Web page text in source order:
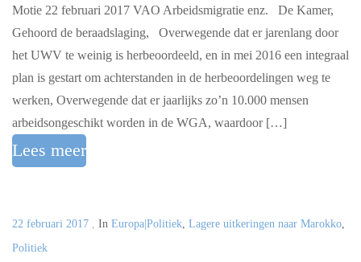
Motie 22 februari 2017 VAO Arbeidsmigratie enz. De Kamer,
Gehoord de beraadslaging, Overwegende dat er jarenlang door
het UWV te weinig is herbeoordeeld, en in mei 2016 een integraal
plan is gestart om achterstanden in de herbeoordelingen weg te
werken, Overwegende dat er jaarlijks zo’n 10.000 mensen
arbeidsongeschikt worden in de WGA, waardoor […]
Lees meer
22 februari 2017 , In Europa|Politiek, Lagere uitkeringen naar Marokko,
Politiek